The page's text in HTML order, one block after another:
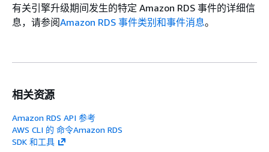
有关引擎升级期间发生的特定 Amazon RDS 事件的详细信
息，请参阅Amazon RDS 事件类别和事件消息。
相关资源
Amazon RDS API 参考
AWS CLI 的 命令Amazon RDS
SDK 和工具